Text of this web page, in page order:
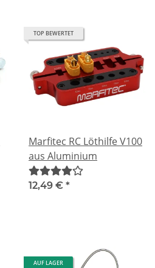
TOP BEWERTET
Marfitec RC Löthilfe V100
aus Aluminium
12,49 € *
AUF LAGER